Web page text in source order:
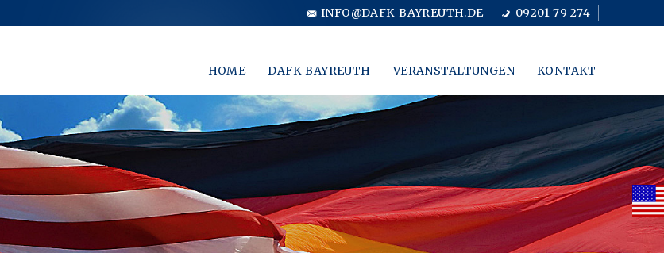
INFO@DAFK-BAYREUTH.DE 09201-79 274
HOME DAFK-BAYREUTH VERANSTALTUNGEN KONTAKT